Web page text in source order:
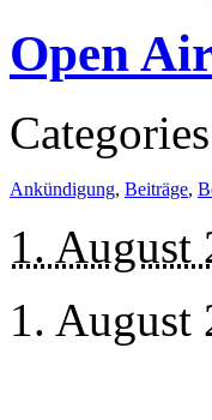
Open
Ankündigung, Beiträge,
1. August
1. August